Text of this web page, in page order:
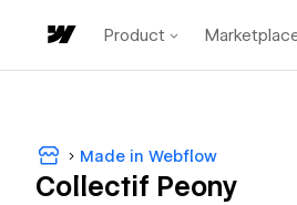
Product
Made in Webflow
Collectif Peony